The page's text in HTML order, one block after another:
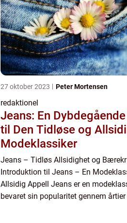
27 oktober 2023 Peter Mortensen
redaktionel
Jeans: En
til Den Tidløse og
Modeklassiker
Jeans – Tidløs Allsidighet og
Introduktion til Jeans – En
Allsidig Appell Jeans er en
bevaret sin popularitet gennem